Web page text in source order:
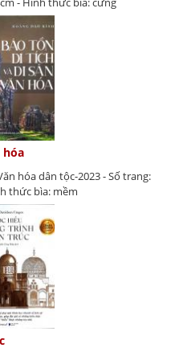
hóa
hóa dân tộc-2023 - Số trang:
thức bìa: mềm